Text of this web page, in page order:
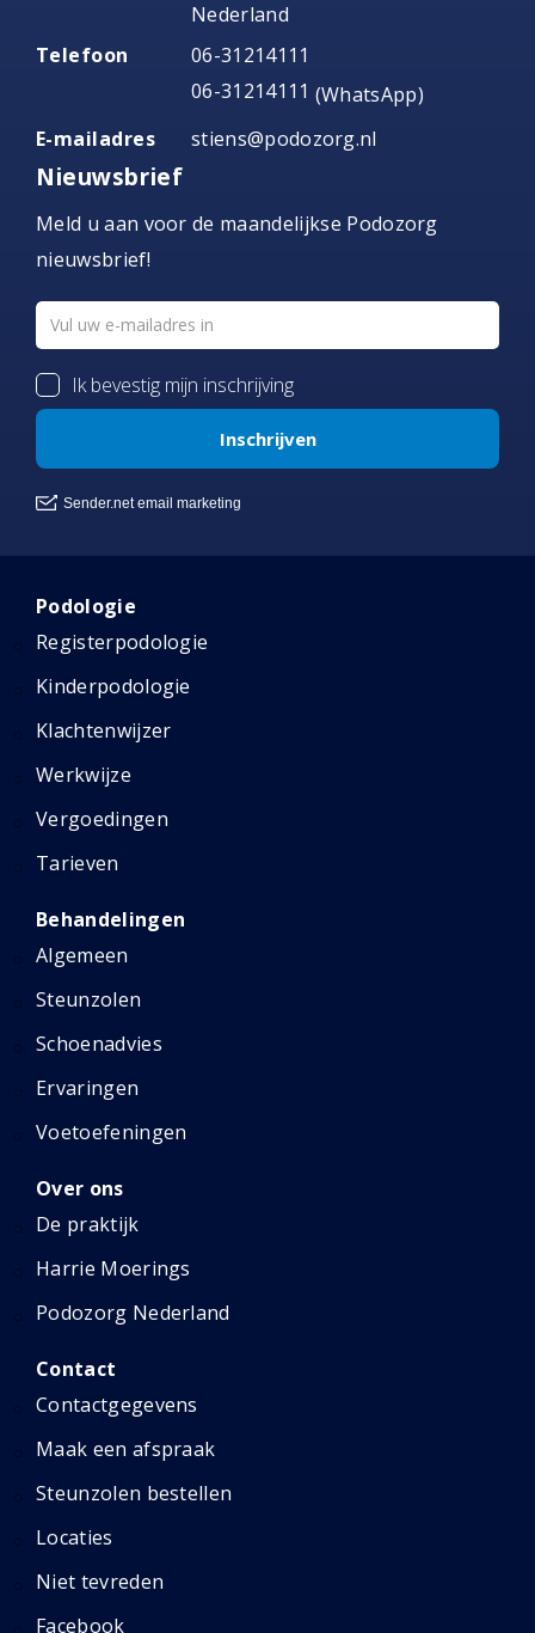
Nederland
Telefoon
06-31214111
06-31214111 (WhatsApp)
E-mailadres
stiens@podozorg.nl
Nieuwsbrief
Meld u aan voor de maandelijkse Podozorg
nieuwsbrief!
Podologie
Registerpodologie
Kinderpodologie
Klachtenwijzer
Werkwijze
Vergoedingen
Tarieven
Behandelingen
Algemeen
Steunzolen
Schoenadvies
Ervaringen
Voetoefeningen
Over ons
De praktijk
Harrie Moerings
Podozorg Nederland
Contact
Contactgegevens
Maak een afspraak
Steunzolen bestellen
Locaties
Niet tevreden
Facebook